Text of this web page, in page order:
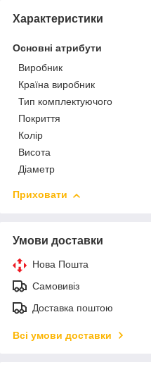
Характеристики
Основні атрибути
Виробник
Країна виробник
Тип комплектуючого
Покриття
Колір
Висота
Діаметр
Приховати
Умови доставки
Нова Пошта
Самовивіз
Доставка поштою
Всі умови доставки